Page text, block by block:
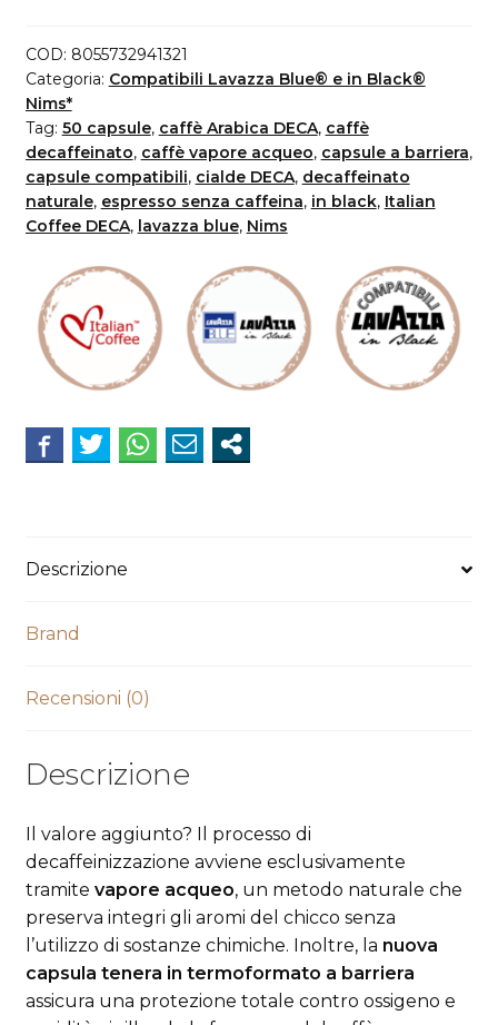
Coffee
DECA
compatibili
Lavazza*
Blue*
e
In
Black*
Nims*
quantità
COD: 8055732941321
Categoria: Compatibili Lavazza Blue® e in Black®
Nims*
Tag: 50 capsule, caffè Arabica DECA, caffè
decaffeinato, caffè vapore acqueo, capsule a barriera,
capsule compatibili, cialde DECA, decaffeinato
naturale, espresso senza caffeina, in black, Italian
Coffee DECA, lavazza blue, Nims
Descrizione
Brand
Recensioni (0)
Descrizione
Il valore aggiunto? Il processo di
decaffeinizzazione avviene esclusivamente
tramite vapore acqueo, un metodo naturale che
preserva integri gli aromi del chicco senza
l’utilizzo di sostanze chimiche. Inoltre, la nuova
capsula tenera in termoformato a barriera
assicura una protezione totale contro ossigeno e